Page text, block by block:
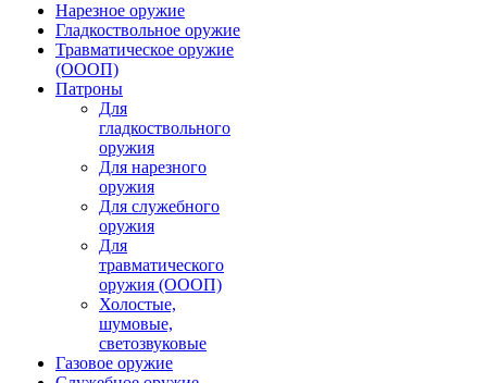
Нарезное оружие
Гладкоствольное оружие
Травматическое оружие
(ОООП)
Патроны
Для
гладкоствольного
оружия
Для нарезного
оружия
Для служебного
оружия
Для
травматического
оружия (ОООП)
Холостые,
шумовые,
светозвуковые
Газовое оружие